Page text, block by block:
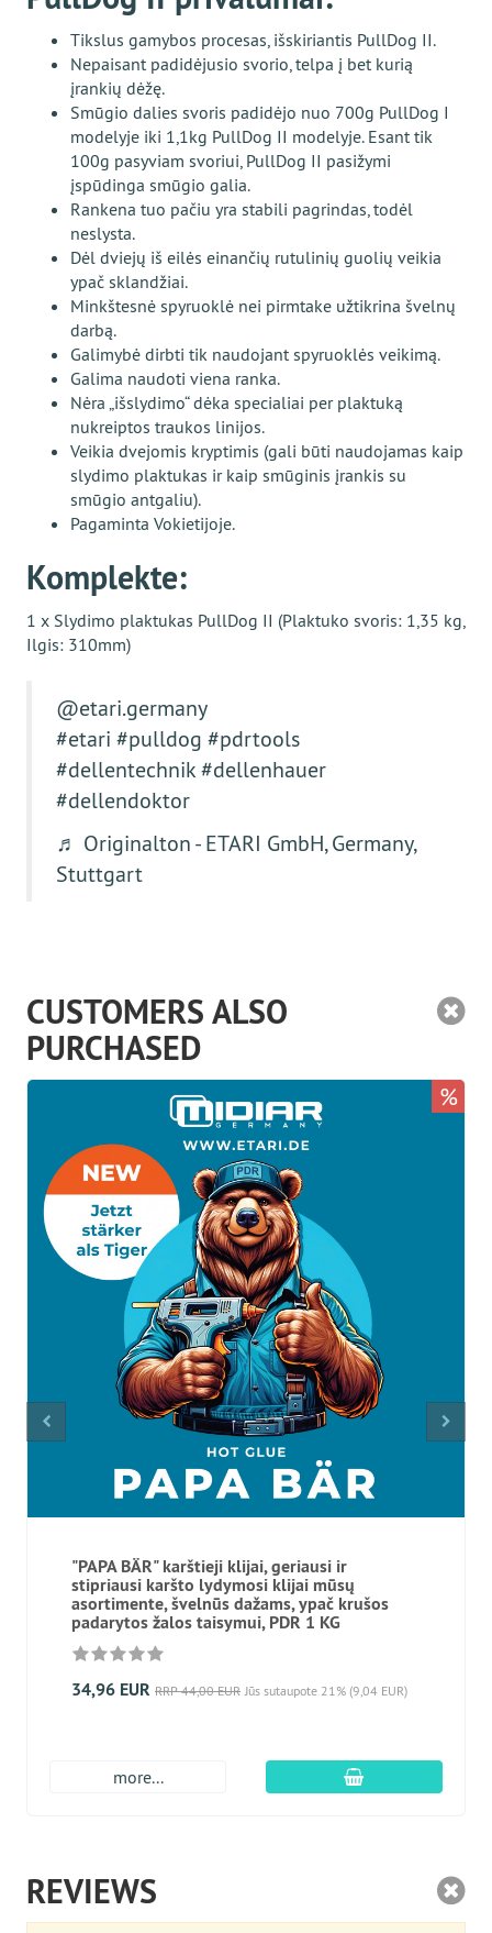
Tikslus gamybos procesas, išskiriantis PullDog II.
Nepaisant padidėjusio svorio, telpa į bet kurią
įrankių dėžę.
Smūgio dalies svoris padidėjo nuo 700g PullDog I
modelyje iki 1,1kg PullDog II modelyje. Esant tik
100g pasyviam svoriui, PullDog II pasižymi
įspūdinga smūgio galia.
Rankena tuo pačiu yra stabili pagrindas, todėl
neslysta.
Dėl dviejų iš eilės einančių rutulinių guolių veikia
ypač sklandžiai.
Minkštesnė spyruoklė nei pirmtake užtikrina švelnų
darbą.
Galimybė dirbti tik naudojant spyruoklės veikimą.
Galima naudoti viena ranka.
Nėra „išslydimo“ dėka specialiai per plaktuką
nukreiptos traukos linijos.
Veikia dvejomis kryptimis (gali būti naudojamas kaip
slydimo plaktukas ir kaip smūginis įrankis su
smūgio antgaliu).
Pagaminta Vokietijoje.
Komplekte:
1 x Slydimo plaktukas PullDog II (Plaktuko svoris: 1,35 kg,
Ilgis: 310mm)
@etari.germany
#etari #pulldog #pdrtools
#dellentechnik #dellenhauer
#dellendoktor
♬ Originalton - ETARI GmbH, Germany,
Stuttgart
CUSTOMERS ALSO
PURCHASED
"PAPA BÄR" karštieji klijai, geriausi ir
stipriausi karšto lydymosi klijai mūsų
asortimente, švelnūs dažams, ypač krušos
padarytos žalos taisymui, PDR 1 KG
34,96 EUR RRP 44,00 EUR Jūs sutaupote 21% (9,04 EUR)
more... Įdėti į krepšį
%
REVIEWS